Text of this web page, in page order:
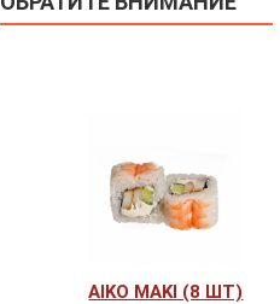
AIKO MAKI (8 ШТ)